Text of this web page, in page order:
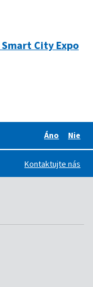
City Expo
Áno
Nie
Kontaktujte nás